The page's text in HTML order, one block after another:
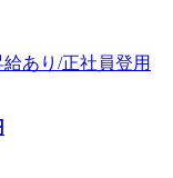
あり/正社員登用